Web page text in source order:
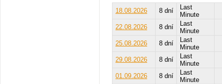
18.08.2026
8 dní
Last
Minute
22.08.2026
8 dní
Last
Minute
25.08.2026
8 dní
Last
Minute
29.08.2026
8 dní
Last
Minute
01.09.2026
8 dní
Last
Minute